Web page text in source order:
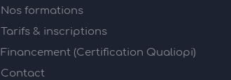
Nos formations
Tarifs & inscriptions
Financement (Certification Qualiopi)
Contact